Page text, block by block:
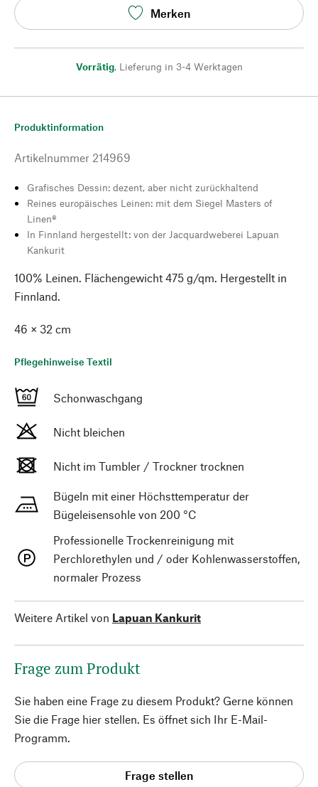
Merken
Vorrätig, Lieferung in 3-4 Werktagen
Produktinformation
Artikelnummer 214969
Grafisches Dessin: dezent, aber nicht zurückhaltend
Reines europäisches Leinen: mit dem Siegel Masters of
Linen®
In Finnland hergestellt: von der Jacquardweberei Lapuan
Kankurit
100% Leinen. Flächengewicht 475 g/qm. Hergestellt in
Finnland.
46 × 32 cm
Pflegehinweise Textil
Schonwaschgang
Nicht bleichen
Nicht im Tumbler / Trockner trocknen
Bügeln mit einer Höchsttemperatur der
Bügeleisensohle von 200 °C
Professionelle Trockenreinigung mit
Perchlorethylen und / oder Kohlenwasserstoffen,
normaler Prozess
Weitere Artikel von Lapuan Kankurit
Frage zum Produkt
Sie haben eine Frage zu diesem Produkt? Gerne können
Sie die Frage hier stellen. Es öffnet sich Ihr E-Mail-
Programm.
Frage stellen